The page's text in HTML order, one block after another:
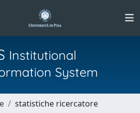
Institutional
System
statistiche ricercatore